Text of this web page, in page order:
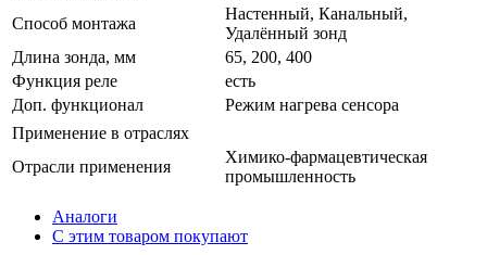
Способ монтажа
Настенный, Канальный,
Удалённый зонд
Длина зонда, мм
65, 200, 400
Функция реле
есть
Доп. функционал
Режим нагрева сенсора
Применение в отраслях
Отрасли применения
Химико-фармацевтическая
промышленность
Аналоги
С этим товаром покупают